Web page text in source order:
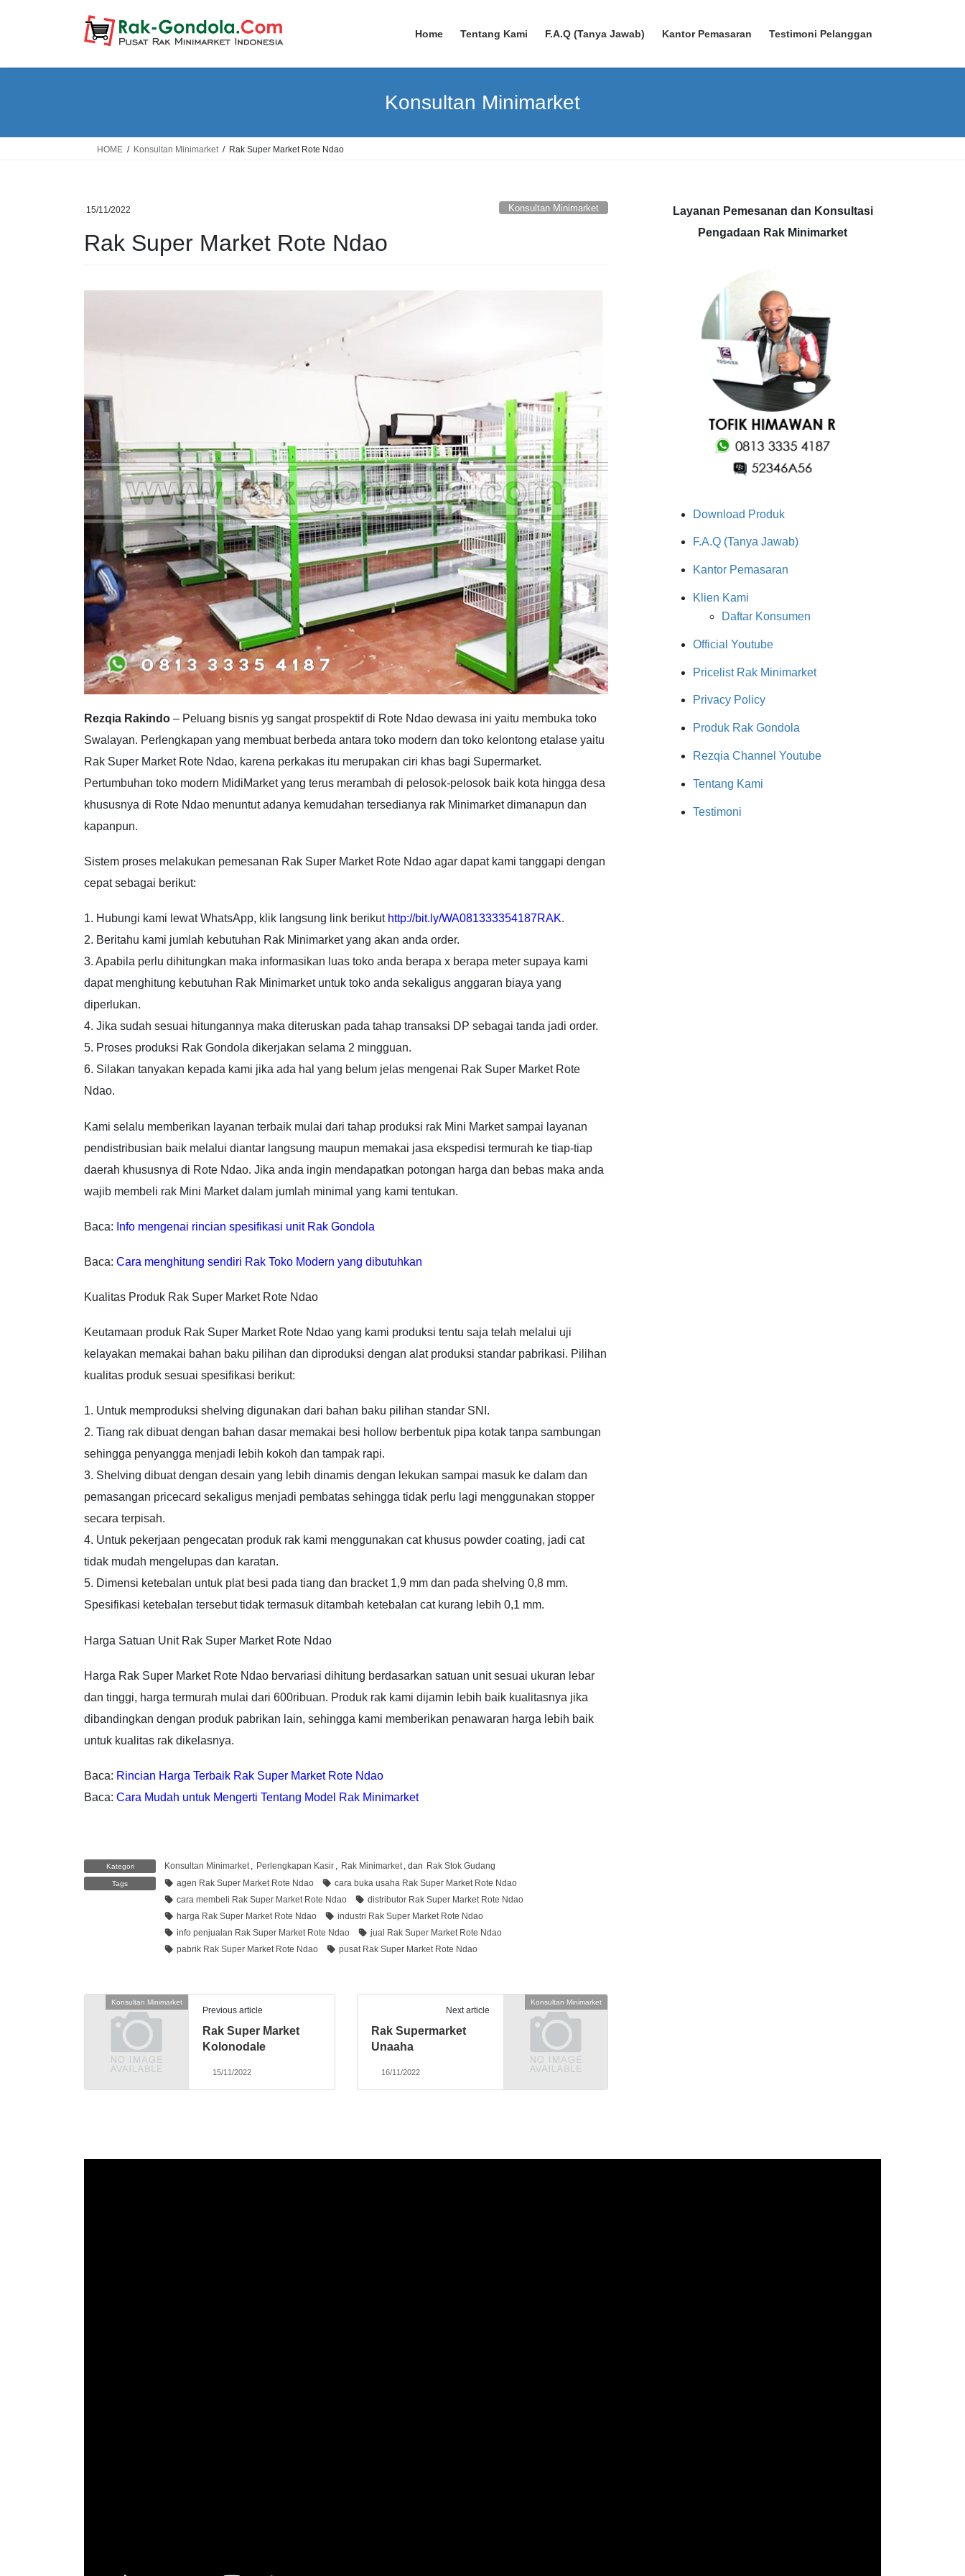
Home Tentang Kami F.A.Q (Tanya Jawab) Kantor Pemasaran Testimoni Pelanggan
Konsultan Minimarket
HOME Konsultan Minimarket Rak Super Market Rote Ndao
15/11/2022 Konsultan Minimarket
Rak Super Market Rote Ndao
Rezqia Rakindo – Peluang bisnis yg sangat prospektif di Rote Ndao dewasa ini yaitu membuka toko
Swalayan. Perlengkapan yang membuat berbeda antara toko modern dan toko kelontong etalase yaitu
Rak Super Market Rote Ndao, karena perkakas itu merupakan ciri khas bagi Supermarket.
Pertumbuhan toko modern MidiMarket yang terus merambah di pelosok-pelosok baik kota hingga desa
khususnya di Rote Ndao menuntut adanya kemudahan tersedianya rak Minimarket dimanapun dan
kapanpun.
Sistem proses melakukan pemesanan Rak Super Market Rote Ndao agar dapat kami tanggapi dengan
cepat sebagai berikut:
1. Hubungi kami lewat WhatsApp, klik langsung link berikut http://bit.ly/WA081333354187RAK.
2. Beritahu kami jumlah kebutuhan Rak Minimarket yang akan anda order.
3. Apabila perlu dihitungkan maka informasikan luas toko anda berapa x berapa meter supaya kami
dapat menghitung kebutuhan Rak Minimarket untuk toko anda sekaligus anggaran biaya yang
diperlukan.
4. Jika sudah sesuai hitungannya maka diteruskan pada tahap transaksi DP sebagai tanda jadi order.
5. Proses produksi Rak Gondola dikerjakan selama 2 mingguan.
6. Silakan tanyakan kepada kami jika ada hal yang belum jelas mengenai Rak Super Market Rote
Ndao.
Kami selalu memberikan layanan terbaik mulai dari tahap produksi rak Mini Market sampai layanan
pendistribusian baik melalui diantar langsung maupun memakai jasa ekspedisi termurah ke tiap-tiap
daerah khususnya di Rote Ndao. Jika anda ingin mendapatkan potongan harga dan bebas maka anda
wajib membeli rak Mini Market dalam jumlah minimal yang kami tentukan.
Baca: Info mengenai rincian spesifikasi unit Rak Gondola
Baca: Cara menghitung sendiri Rak Toko Modern yang dibutuhkan
Kualitas Produk Rak Super Market Rote Ndao
Keutamaan produk Rak Super Market Rote Ndao yang kami produksi tentu saja telah melalui uji
kelayakan memakai bahan baku pilihan dan diproduksi dengan alat produksi standar pabrikasi. Pilihan
kualitas produk sesuai spesifikasi berikut:
1. Untuk memproduksi shelving digunakan dari bahan baku pilihan standar SNI.
2. Tiang rak dibuat dengan bahan dasar memakai besi hollow berbentuk pipa kotak tanpa sambungan
sehingga penyangga menjadi lebih kokoh dan tampak rapi.
3. Shelving dibuat dengan desain yang lebih dinamis dengan lekukan sampai masuk ke dalam dan
pemasangan pricecard sekaligus menjadi pembatas sehingga tidak perlu lagi menggunakan stopper
secara terpisah.
4. Untuk pekerjaan pengecatan produk rak kami menggunakan cat khusus powder coating, jadi cat
tidak mudah mengelupas dan karatan.
5. Dimensi ketebalan untuk plat besi pada tiang dan bracket 1,9 mm dan pada shelving 0,8 mm.
Spesifikasi ketebalan tersebut tidak termasuk ditambah ketebalan cat kurang lebih 0,1 mm.
Harga Satuan Unit Rak Super Market Rote Ndao
Harga Rak Super Market Rote Ndao bervariasi dihitung berdasarkan satuan unit sesuai ukuran lebar
dan tinggi, harga termurah mulai dari 600ribuan. Produk rak kami dijamin lebih baik kualitasnya jika
dibandingkan dengan produk pabrikan lain, sehingga kami memberikan penawaran harga lebih baik
untuk kualitas rak dikelasnya.
Baca: Rincian Harga Terbaik Rak Super Market Rote Ndao
Baca: Cara Mudah untuk Mengerti Tentang Model Rak Minimarket
Kategori Konsultan Minimarket , Perlengkapan Kasir , Rak Minimarket , dan Rak Stok Gudang
Tags agen Rak Super Market Rote Ndao
cara buka usaha Rak Super Market Rote Ndao
cara membeli Rak Super Market Rote Ndao
distributor Rak Super Market Rote Ndao
harga Rak Super Market Rote Ndao
industri Rak Super Market Rote Ndao
info penjualan Rak Super Market Rote Ndao
jual Rak Super Market Rote Ndao
pabrik Rak Super Market Rote Ndao
pusat Rak Super Market Rote Ndao
Konsultan Minimarket
Previous article
Rak Super Market
Kolonodale
15/11/2022
Konsultan Minimarket
Next article
Rak Supermarket
Unaaha
16/11/2022
Layanan Pemesanan dan Konsultasi
Pengadaan Rak Minimarket
Download Produk
F.A.Q (Tanya Jawab)
Kantor Pemasaran
Klien Kami
Daftar Konsumen
Official Youtube
Pricelist Rak Minimarket
Privacy Policy
Produk Rak Gondola
Rezqia Channel Youtube
Tentang Kami
Testimoni